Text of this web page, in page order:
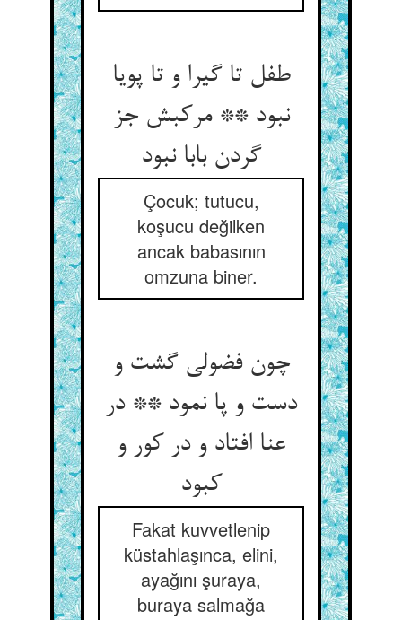
طفل تا گیرا و تا پویا
نبود ** مرکبش جز
گردن بابا نبود
Çocuk; tutucu,
koşucu değilken
ancak babasının
omzuna biner.
چون فضولی گشت و
دست و پا نمود ** در
عنا افتاد و در کور و
کبود
Fakat kuvvetlenip
küstahlaşınca, elini,
ayağını şuraya,
buraya salmağa